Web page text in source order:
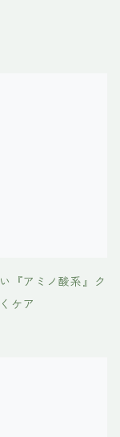
『アミノ酸系』ク
ケア